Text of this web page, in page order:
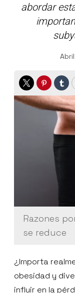
abordar
Twitter
Razones
se reduce
¿Importa
obesidad y
influir en la